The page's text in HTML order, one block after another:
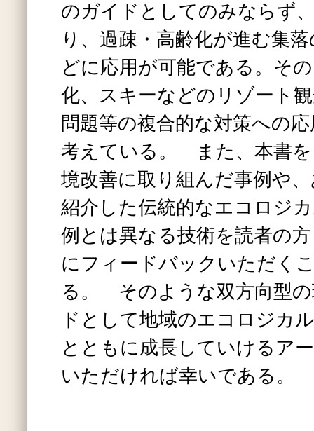
のガイドとしてのみならず
り、過疎・高齢化が進む集
どに応用が可能である。そ
化、スキーなどのリゾート
問題等の複合的な対策への
考えている。 また、本書
境改善に取り組んだ事例や
紹介した伝統的なエコロジ
例とは異なる技術を読者の
にフィードバックいただく
る。 そのような双方向型
ドとして地域のエコロジカ
とともに成長していけるア
いただければ幸いである。